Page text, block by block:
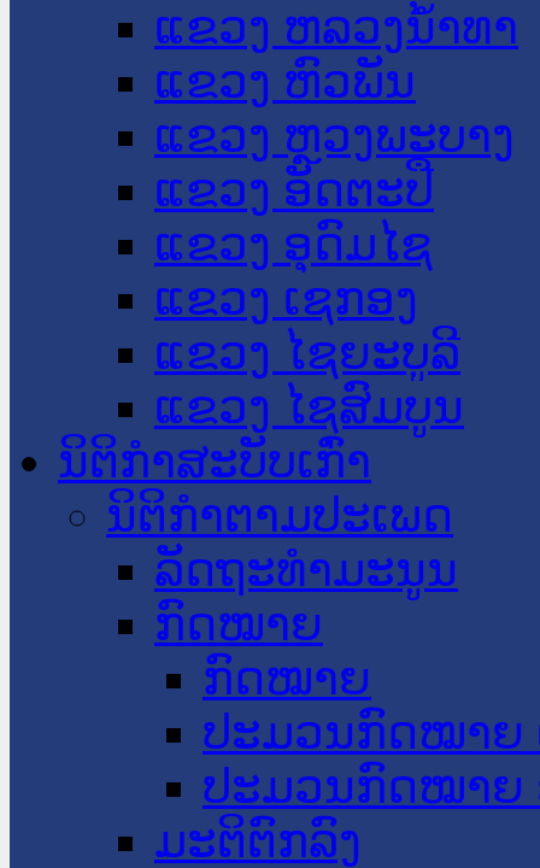
ແຂວງ ຫລວງນໍ້າທາ
ແຂວງ ຫົວພັນ
ແຂວງ ຫຼວງພະບາງ
ແຂວງ ອັດຕະປື
ແຂວງ ອຸດົມໄຊ
ແຂວງ ເຊກອງ
ແຂວງ ໄຊຍະບູລີ
ແຂວງ ໄຊສົມບູນ
ນິຕິກໍາສະບັບເກົ່າ
ນິຕິກຳຕາມປະເພດ
ລັດຖະທໍາມະນູນ
ກົດໝາຍ
ກົດໝາຍ
ປະມວນກົດໝາຍ
ປະມວນກົດໝາຍ
ມະຕິຕົກລົງ